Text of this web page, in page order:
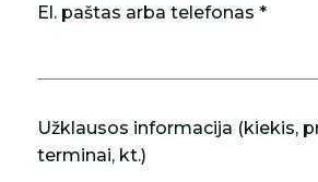
El. paštas arba telefonas *
Užklausos informacija (kiekis,
terminai, kt.)